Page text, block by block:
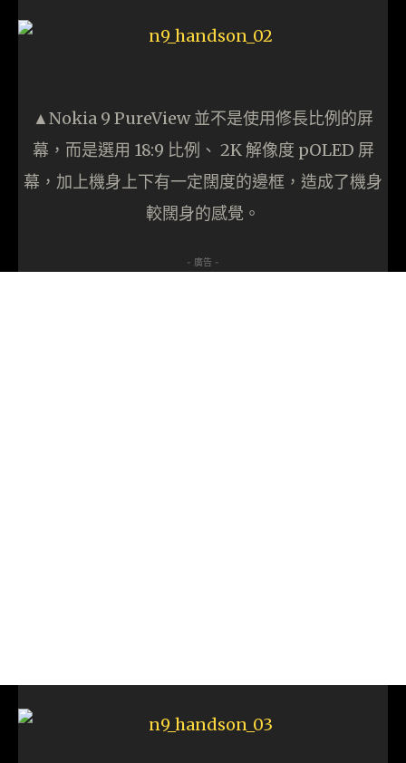
▲Nokia 9 PureView 並不是使用修長比例的屏
幕，而是選用 18:9 比例、 2K 解像度 pOLED 屏
幕，加上機身上下有一定闊度的邊框，造成了機身
較闊身的感覺。
- 廣告 -